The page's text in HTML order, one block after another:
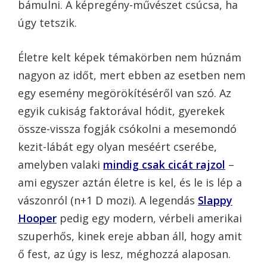
bámulni. A képregény-művészet csúcsa, ha
úgy tetszik.
Életre kelt képek témakörben nem húznám
nagyon az időt, mert ebben az esetben nem
egy esemény megörökítéséről van szó. Az
egyik cukiság faktorával hódit, gyerekek
össze-vissza fogják csókolni a mesemondó
kezit-lábát egy olyan meséért cserébe,
amelyben valaki mindig csak cicát rajzol –
ami egyszer aztán életre is kel, és le is lép a
vászonról (n+1 D mozi). A legendás Slappy
Hooper pedig egy modern, vérbeli amerikai
szuperhős, kinek ereje abban áll, hogy amit
ő fest, az úgy is lesz, méghozzá alaposan.